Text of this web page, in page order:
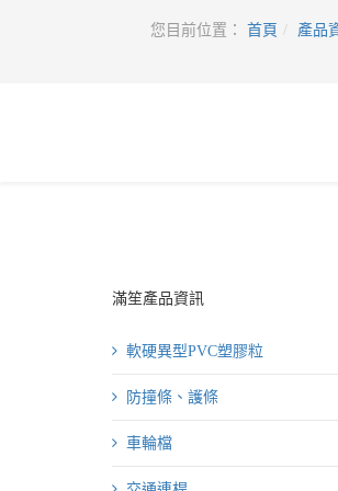
您目前位置： 首頁 產品
滿笙產品資訊
軟硬異型PVC塑膠粒
防撞條、護條
車輪檔